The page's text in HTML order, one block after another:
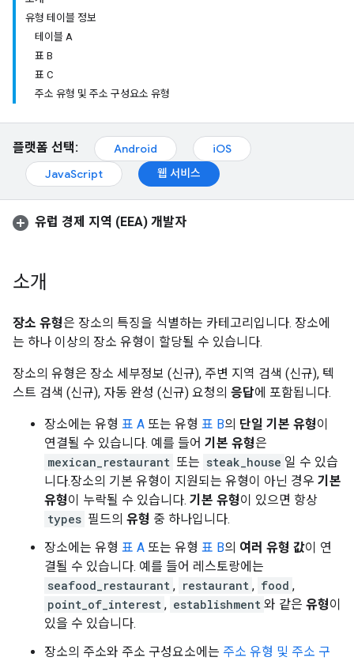
유형 테이블 정보
테이블 A
표 B
표 C
주소 유형 및 주소 구성요소 유형
플랫폼 선택: Android
iOS
JavaScript
웹 서비스
유럽 경제 지역 (EEA) 개발자
소개
장소 유형은 장소의 특징을 식별하는 카테고리입니다. 장소에
는 하나 이상의 장소 유형이 할당될 수 있습니다.
장소의 유형은 장소 세부정보 (신규), 주변 지역 검색 (신규), 텍
스트 검색 (신규), 자동 완성 (신규) 요청의 응답에 포함됩니다.
장소에는 유형 표 A 또는 유형 표 B의 단일 기본 유형이
연결될 수 있습니다. 예를 들어 기본 유형은
mexican_restaurant 또는 steak_house 일 수 있습
니다.장소의 기본 유형이 지원되는 유형이 아닌 경우 기본
유형이 누락될 수 있습니다. 기본 유형이 있으면 항상
types 필드의 유형 중 하나입니다.
장소에는 유형 표 A 또는 유형 표 B의 여러 유형 값이 연
결될 수 있습니다. 예를 들어 레스토랑에는
seafood_restaurant , restaurant , food ,
point_of_interest , establishment 와 같은 유형이
있을 수 있습니다.
장소의 주소와 주소 구성요소에는 주소 유형 및 주소 구